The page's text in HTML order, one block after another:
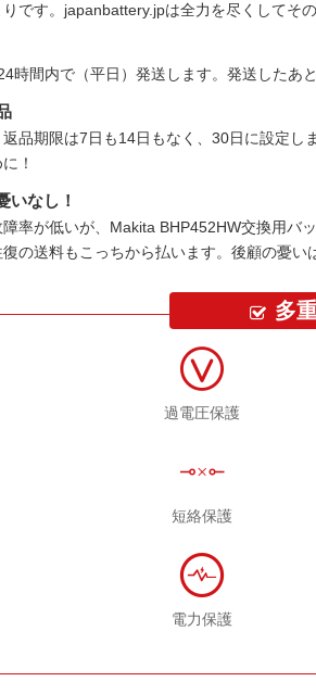
です。japanbattery.jpは全力を尽くしてそ
時間内で（平日）発送します。発送したあ
品期限は7日も14日もなく、30日に設定
！
いなし！
率が低いが、 Makita BHP452HW交換用バ
の送料もこっちから払います。後顧の憂い
多
過電圧保護
短絡保護
電力保護